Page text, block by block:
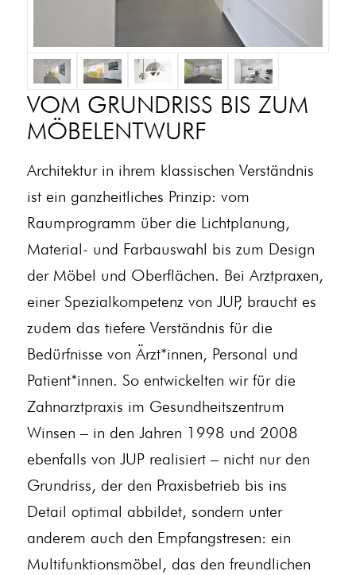
VOM GRUNDRISS BIS ZUM
MÖBELENTWURF
Architektur in ihrem klassischen Verständnis
ist ein ganzheitliches Prinzip: vom
Raumprogramm über die Lichtplanung,
Material- und Farbauswahl bis zum Design
der Möbel und Oberflächen. Bei Arztpraxen,
einer Spezialkompetenz von JUP, braucht es
zudem das tiefere Verständnis für die
Bedürfnisse von Ärzt*innen, Personal und
Patient*innen. So entwickelten wir für die
Zahnarztpraxis im Gesundheitszentrum
Winsen – in den Jahren 1998 und 2008
ebenfalls von JUP realisiert – nicht nur den
Grundriss, der den Praxisbetrieb bis ins
Detail optimal abbildet, sondern unter
anderem auch den Empfangstresen: ein
Multifunktionsmöbel, das den freundlichen